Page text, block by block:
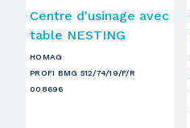
Centre d'usinage avec
table NESTING
HOMAG
PROFI BMG 512/74/19/F/R
008696